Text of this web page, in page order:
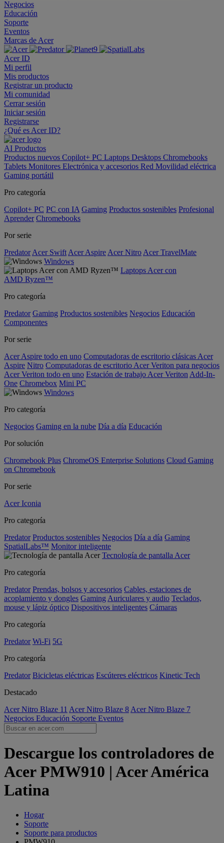
Negocios
Educación
Soporte
Eventos
Marcas de Acer
Acer ID
Mi perfil
Mis productos
Registrar un producto
Mi comunidad
Cerrar sesión
Iniciar sesión
Registrarse
¿Qué es Acer ID?
AI Productos
Productos nuevos Copilot+ PC Laptops Desktops Chromebooks
Tablets Monitores Electrónica y accesorios Red Movilidad eléctrica
Gaming portátil
Pro categoría
Copilot+ PC PC con IA Gaming Productos sostenibles Profesional
Aprender Chromebooks
Por serie
Predator Acer Swift Acer Aspire Acer Nitro Acer TravelMate
Windows
Laptops Acer con
AMD Ryzen™
Pro categoría
Predator Gaming Productos sostenibles Negocios Educación
Componentes
Por serie
Acer Aspire todo en uno Computadoras de escritorio clásicas Acer
Aspire Nitro Computadoras de escritorio Acer Veriton para negocios
Acer Veriton todo en uno Estación de trabajo Acer Veriton Add-In-
One Chromebox Mini PC
Windows
Pro categoría
Negocios Gaming en la nube Día a día Educación
Por solución
Chromebook Plus ChromeOS Enterprise Solutions Cloud Gaming
on Chromebook
Por serie
Acer Iconia
Pro categoría
Predator Productos sostenibles Negocios Día a día Gaming
SpatialLabs™ Monitor inteligente
Tecnología de pantalla Acer
Pro categoría
Predator Prendas, bolsos y accesorios Cables, estaciones de
acoplamiento y dongles Gaming Auriculares y audio Teclados,
mouse y lápiz óptico Dispositivos inteligentes Cámaras
Pro categoría
Predator Wi-Fi 5G
Pro categoría
Predator Bicicletas eléctricas Escúteres eléctricos Kinetic Tech
Destacado
Acer Nitro Blaze 11 Acer Nitro Blaze 8 Acer Nitro Blaze 7
Negocios Educación Soporte Eventos
Descargue los controladores de
Acer PMW910 | Acer América
Latina
Hogar
Soporte
Soporte para productos